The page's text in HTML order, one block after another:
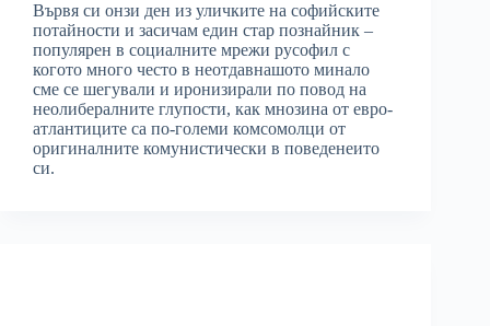
Вървя си онзи ден из уличките на софийските
потайности и засичам един стар познайник –
популярен в социалните мрежи русофил с
когото много често в неотдавнашото минало
сме се шегували и иронизирали по повод на
неолибералните глупости, как мнозина от евро-
атлантиците са по-големи комсомолци от
оригиналните комунистически в поведенеито
си.